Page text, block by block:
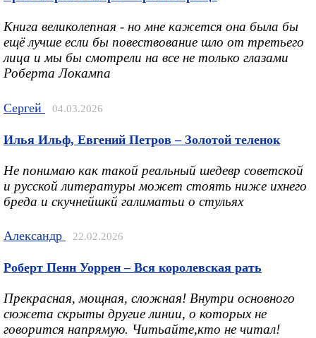
Книга великолепная - но мне кажется она была бы
ещё лучше если бы повествование шло от третьего
лица и мы бы смотрели на все не только глазами
Роберта Локампа
Сергей 04.03.2026
Илья Ильф, Евгений Петров – Золотой теленок
Не понимаю как такой реальный шедевр советской
и русской литературы может стоять ниже ихнего
бреда и скучнейшкй галиматьи о стульях
Александр 22.02.2026
Роберт Пенн Уоррен – Вся королевская рать
Прекрасная, мощная, сложная! Внутри основного
сюжета скрыты другие линии, о которых не
говорится напрямую. Читьайте,кто не читал!